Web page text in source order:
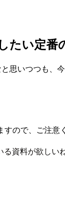
い定番
思いつつも
ので、ご注意
資料が欲し